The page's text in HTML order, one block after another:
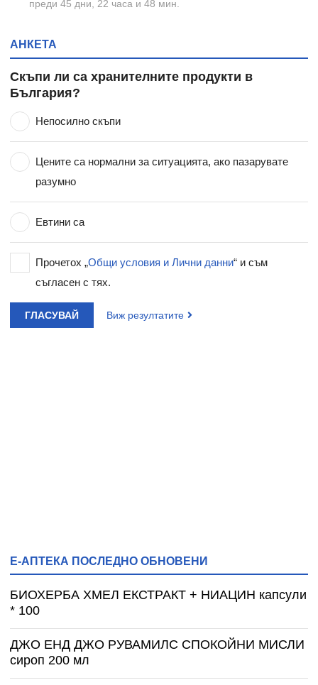
преди 45 дни, 22 часа и 48 мин.
АНКЕТА
Скъпи ли са хранителните продукти в
България?
Непосилно скъпи
Цените са нормални за ситуацията, ако пазарувате
разумно
Евтини са
Прочетох „Общи условия и Лични данни“ и съм
съгласен с тях.
ГЛАСУВАЙ Виж резултатите
Е-АПТЕКА ПОСЛЕДНО ОБНОВЕНИ
БИОХЕРБА ХМЕЛ ЕКСТРАКТ + НИАЦИН капсули
* 100
ДЖО ЕНД ДЖО РУВАМИЛС СПОКОЙНИ МИСЛИ
сироп 200 мл